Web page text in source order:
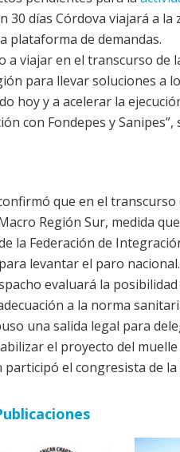
30 días Córdova viajará a
plataforma de demandas.
a viajar en el transcurso de
para llevar soluciones a
hoy y a acelerar la
con Fondepes y Sanipes”,
que en el
Región Sur, medida
la Federación de
levantar el paro nacional.
evaluará la
a la norma
una salida legal para
el proyecto del
el congresista de la